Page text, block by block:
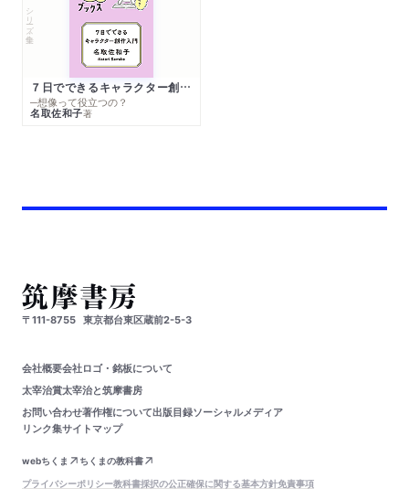
シリーズ・全集
７日でできるキャラクター創作入門
─想像って役立つの？
名取佐和子著
〒111-8755 東京都台東区蔵前2-5-3
会社概要会社ロゴ・銘板について
太宰治賞太宰治と筑摩書房
お問い合わせ著作権について出版目録ソーシャルメディア
リンク集サイトマップ
webちくま
ちくまの教科書
プライバシーポリシー教科書採択の公正確保に関する基本方針免責事項